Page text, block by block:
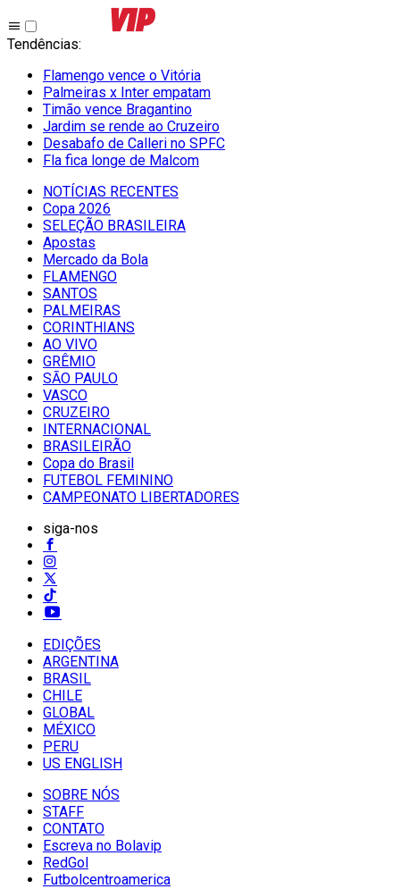
Tendências:
Flamengo vence o Vitória
Palmeiras x Inter empatam
Timão vence Bragantino
Jardim se rende ao Cruzeiro
Desabafo de Calleri no SPFC
Fla fica longe de Malcom
NOTÍCIAS RECENTES
Copa 2026
SELEÇÃO BRASILEIRA
Apostas
Mercado da Bola
FLAMENGO
SANTOS
PALMEIRAS
CORINTHIANS
AO VIVO
GRÊMIO
SĀO PAULO
VASCO
CRUZEIRO
INTERNACIONAL
BRASILEIRÃO
Copa do Brasil
FUTEBOL FEMININO
CAMPEONATO LIBERTADORES
siga-nos
EDIÇÕES
ARGENTINA
BRASIL
CHILE
GLOBAL
MÉXICO
PERU
US ENGLISH
SOBRE NÓS
STAFF
CONTATO
Escreva no Bolavip
RedGol
Futbolcentroamerica